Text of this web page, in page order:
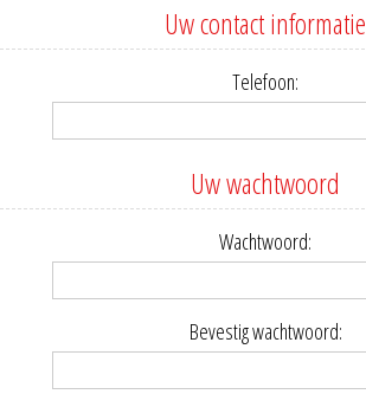
Uw contact informatie
Telefoon:
Uw wachtwoord
Wachtwoord:
Bevestig wachtwoord: